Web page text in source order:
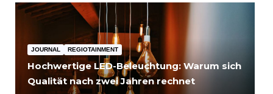
JOURNAL REGIOTAINMENT
Hochwertige LED-Beleuchtung: Warum sich
Qualität nach zwei Jahren rechnet